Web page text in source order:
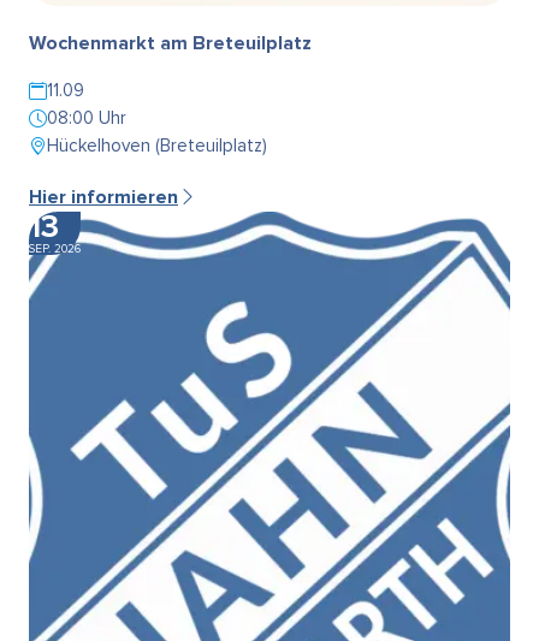
Wochenmarkt am Breteuilplatz
11.09
08:00 Uhr
Hückelhoven (Breteuilplatz)
Hier informieren
13
SEP. 2026